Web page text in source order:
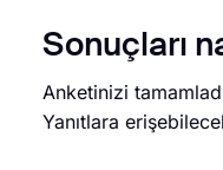
Sonuçları
Anketinizi
Yanıtlara